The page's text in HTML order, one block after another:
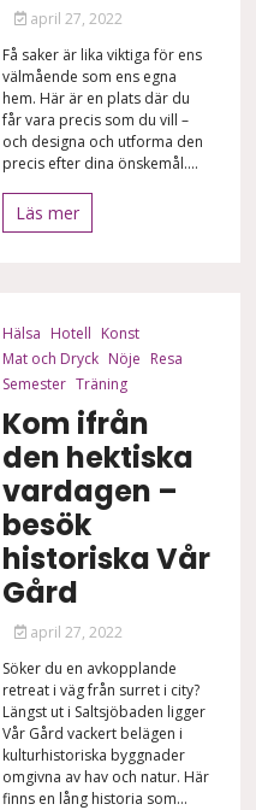
april 27, 2022
Få saker är lika viktiga för ens
välmående som ens egna
hem. Här är en plats där du
får vara precis som du vill –
och designa och utforma den
precis efter dina önskemål....
Läs mer
Hälsa Hotell Konst
Mat och Dryck Nöje Resa
Semester Träning
Kom ifrån
den hektiska
vardagen –
besök
historiska Vår
Gård
april 27, 2022
Söker du en avkopplande
retreat i väg från surret i city?
Längst ut i Saltsjöbaden ligger
Vår Gård vackert belägen i
kulturhistoriska byggnader
omgivna av hav och natur. Här
finns en lång historia som...